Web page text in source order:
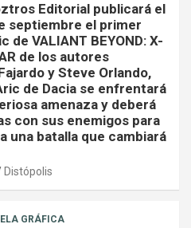
Editorial publicará el
septiembre el primer
de VALIANT BEYOND: X-
de los autores
y Steve Orlando,
de Dacia se enfrentará
amenaza y deberá
con sus enemigos para
una batalla que cambiará
Distópolis
GRÁFICA